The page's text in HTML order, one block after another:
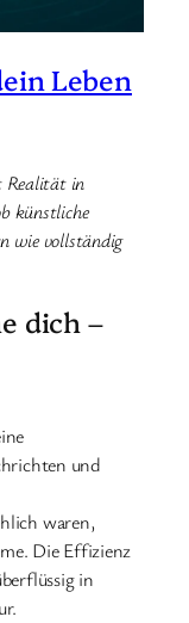
Leben
Realität in
künstliche
wie vollständig
dich –
und
waren,
Die Effizienz
in